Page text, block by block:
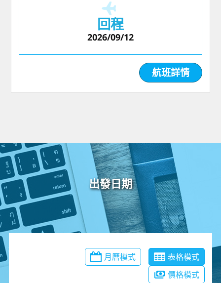
回程
2026/09/12
航班詳情
出發日期
月曆模式
表格模式
價格模式